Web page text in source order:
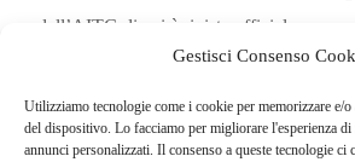
Gestisci Consenso
Utilizziamo tecnologie come i cookie per memorizzare e/
del dispositivo. Lo facciamo per migliorare l'esperienza di
annunci personalizzati. Il consenso a queste tecnologie ci
dell’ AITG di cui è rivista ufficiale.
superintendent e ai maggiori esperti e
settore.